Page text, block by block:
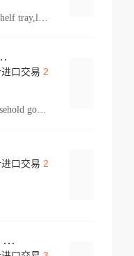
Arlington Va
口交易 2
personal effect,used household goods
口交易 2
Dpm Draexlmaier Partes Automotrices Corr Ind Huejotzingo